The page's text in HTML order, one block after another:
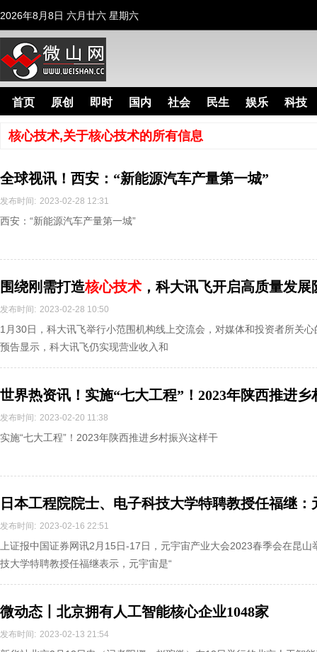
2026年8月8日 六月廿六 星期六
首页 原创 即时 国内 社会 民生 娱乐 科技
核心技术,关于核心技术的所有信息
全球视讯！西安：“新能源汽车产量第一城”
发布时间: 2023-02-28 12:31
西安：“新能源汽车产量第一城”
​围绕刚需打造核心技术 ，科大讯飞开启高质量发展
发布时间: 2023-02-28 10:50
1月30日，科大讯飞举行小范围机构线上交流会，对媒体和投资者所关
预告显示，科大讯飞仍实现营业收入和
世界热资讯！实施“七大工程”！2023年陕西推进乡
发布时间: 2023-02-20 11:38
实施“七大工程”！2023年陕西推进乡村振兴这样干
日本工程院院士、电子科技大学特聘教授任福继
的数字文明 即时看
发布时间: 2023-02-16 22:51
上证报中国证券网讯2月15日-17日，元宇宙产业大会2023春季会在昆
技大学特聘教授任福继表示，元宇宙是“
微动态丨北京拥有人工智能核心企业1048家
发布时间: 2023-02-13 21:54